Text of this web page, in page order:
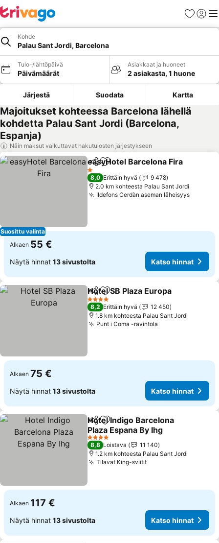
Suosikit
Kohde
Palau Sant Jordi, Barcelona
Tulo-/lähtöpäivä
Päivämäärät
Asiakkaat ja huoneet
2 asiakasta, 1 huone
Järjestä Suodata Kartta
Majoitukset kohteessa Barcelona lähellä
kohdetta Palau Sant Jordi (Barcelona,
Espanja)
Näin maksut vaikuttavat hakutulosten järjestykseen
Suosittu valinta
Jaa Lisää suosikkeihin
easyHotel Barcelona Fira
1 Tähtiluokitus
8,0 Erittäin hyvä
9 478
2.0 km kohteesta Palau Sant Jordi
Ildefons Cerdàn aseman läheisyysKatso
Alkaen 55 €
Näytä hinnat 13 sivustolta Katso hinnat
Jaa Lisää suosikkeihin
Hotel SB Plaza Europa
4 Tähtiluokitus
8,2 Erittäin hyvä
12 450
1.8 km kohteesta Palau Sant Jordi
Punt i Coma -ravintola
Alkaen 75 €
Näytä hinnat 13 sivustolta Katso hinnat
Jaa Lisää suosikkeihin
Hotel Indigo Barcelona
Plaza Espana By Ihg
Katso hinnat
4 Tähtiluokitus
8,8 Loistava
11 140
1.2 km kohteesta Palau Sant Jordi
Tilavat King-sviititKatso hinnat
Alkaen 117 €
Näytä hinnat 13 sivustolta Katso hinnat